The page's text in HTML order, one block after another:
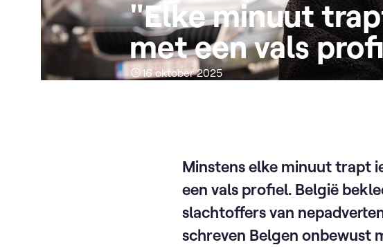
"Elke minuut
met een vals
16 oktober 2025
Minstens elke minuut trapt
een vals profiel. België
slachtoffers van
schreven Belgen onbewust